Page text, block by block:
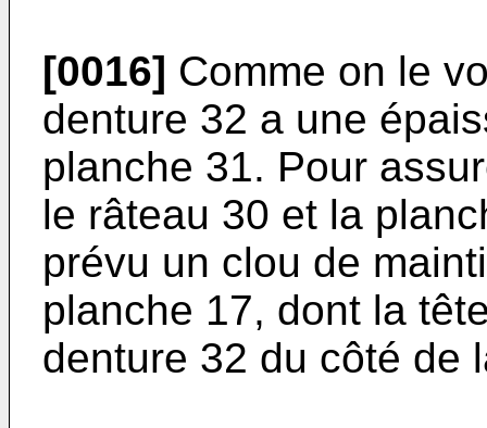
[0016] Comme on le
denture 32 a une
planche 31. Pour
le râteau 30 et la
prévu un clou de
planche 17, dont la
denture 32 du côté de